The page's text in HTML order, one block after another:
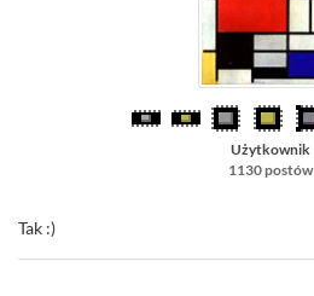
Użytkownik
1130 postów
Tak :)